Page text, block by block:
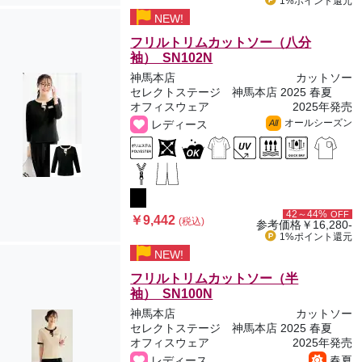
NEW!
フリルトリムカットソー（八分
袖） SN102N
神馬本店
カットソー
セレクトステージ 神馬本店 2025 春夏
オフィスウェア
2025年発売
レディース
All オールシーズン
￥9,442(税込)
42～44% OFF
参考価格￥16,280-
1%ポイント 還元
NEW!
フリルトリムカットソー（半
袖） SN100N
神馬本店
カットソー
セレクトステージ 神馬本店 2025 春夏
オフィスウェア
2025年発売